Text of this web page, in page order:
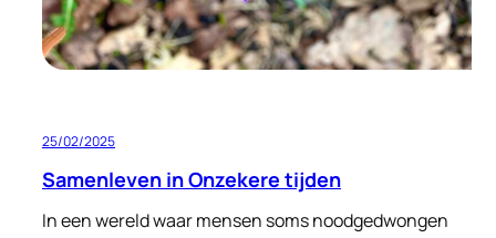
25/02/2025
Samenleven in Onzekere tijden
In een wereld waar mensen soms noodgedwongen